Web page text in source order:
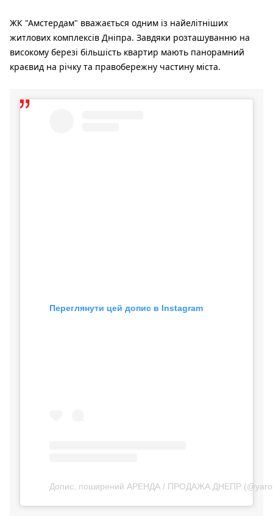
ЖК "Амстердам" вважається одним із найелітніших
житлових комплексів Дніпра. Завдяки розташуванню на
високому березі більшість квартир мають панорамний
краєвид на річку та правобережну частину міста.
Переглянути цей допис в Instagram
Допис, поширений АРЕНДА / ПРОДАЖА ДНЕПР